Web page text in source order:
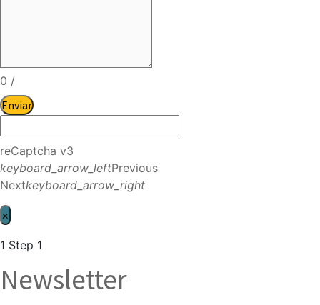
0 /
Enviar
reCaptcha v3
keyboard_arrow_leftPrevious
Nextkeyboard_arrow_right
×
1 Step 1
Newsletter